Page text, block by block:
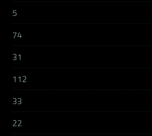
5
74
31
112
33
22